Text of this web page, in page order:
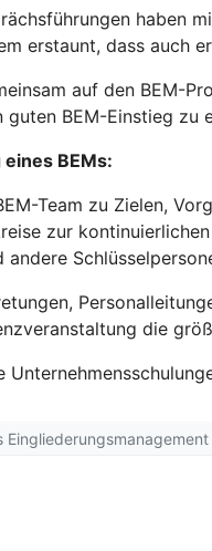
haben
erstaunt, dass auch
auf den BEM-
BEM-Einstieg zu
BEMs:
Team zu Zielen,
zur
andere
die
Eingliederungsmanagement